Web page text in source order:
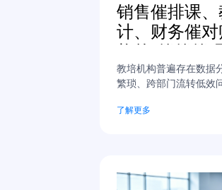
销售催排课
计、财务催
构的“催催催”
智能体如何
教培机构普遍存在数据
繁琐、跨部门流转低效
流转，解放学导、教务
了解更多